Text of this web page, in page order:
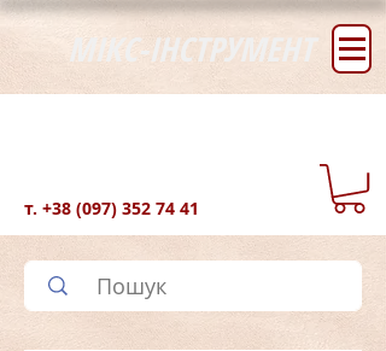
МІКС-ІНСТРУМЕНТ
т. +38 (097) 352 74 41